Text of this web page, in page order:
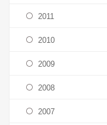
2011
2010
2009
2008
2007